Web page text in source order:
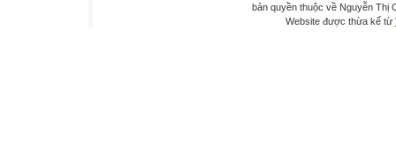
bản quyền thuộc về Nguyễn Thị
Website được thừa kế từ